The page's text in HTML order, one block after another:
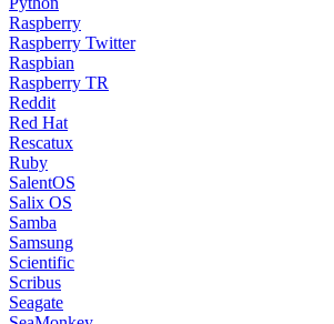
Raspberry
Raspberry Twitter
Raspbian
Raspberry TR
Reddit
Red Hat
Rescatux
Ruby
SalentOS
Salix OS
Samba
Samsung
Scientific
Scribus
Seagate